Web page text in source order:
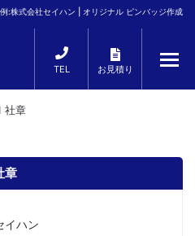
:株式会社セイハン | オリジナル ピンバッジ作成
TEL お見積り
社章
章
イハン